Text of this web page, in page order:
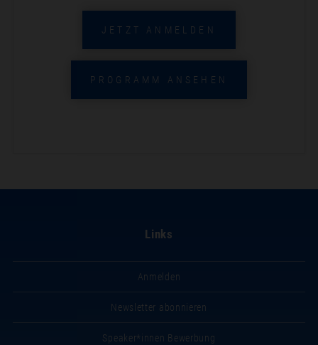
JETZT ANMELDEN
PROGRAMM ANSEHEN
Links
Anmelden
Newsletter abonnieren
Speaker*innen Bewerbung